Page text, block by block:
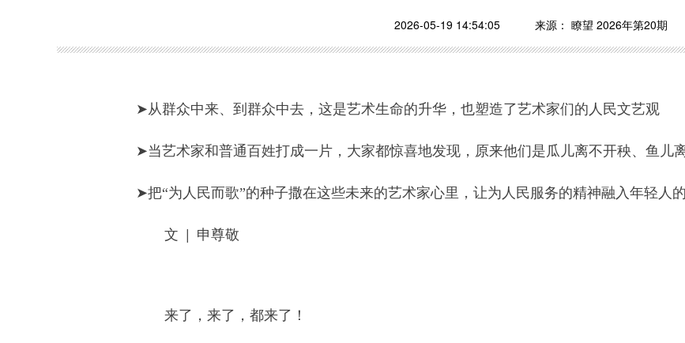
2026-05-19 14:54:05 来源： 瞭望 2026年第20期
➤从群众中来、到群众中去，这是艺术生命的升华，也塑造了艺术家们的人民文艺观
➤当艺术家和普通百姓打成一片，大家都惊喜地发现，原来他们是瓜儿离不开秧、鱼儿
➤把“为人民而歌”的种子撒在这些未来的艺术家心里，让为人民服务的精神融入年轻人
文 | 申尊敬
来了，来了，都来了！